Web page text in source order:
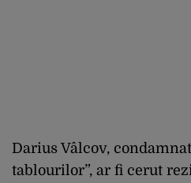
Darius Vâlcov,
tablourilor”, ar fi cerut